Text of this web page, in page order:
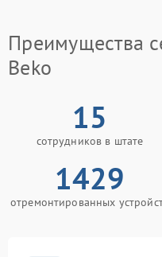
Преимущества
Beko
15
сотрудников в штате
1429
отремонтированных